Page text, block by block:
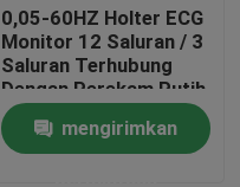
0,05-60HZ Holter ECG
Monitor 12 Saluran / 3
Saluran Terhubung
Dengan Perekam Putih
mengirimkan